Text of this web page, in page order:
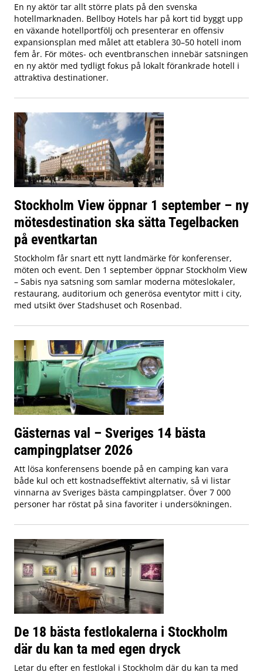
En ny aktör tar allt större plats på den svenska
hotellmarknaden. Bellboy Hotels har på kort tid byggt upp
en växande hotellportfölj och presenterar en offensiv
expansionsplan med målet att etablera 30–50 hotell inom
fem år. För mötes- och eventbranschen innebär satsningen
en ny aktör med tydligt fokus på lokalt förankrade hotell i
attraktiva destinationer.
Stockholm View öppnar 1 september – ny
mötesdestination ska sätta Tegelbacken
på eventkartan
Stockholm får snart ett nytt landmärke för konferenser,
möten och event. Den 1 september öppnar Stockholm View
– Sabis nya satsning som samlar moderna möteslokaler,
restaurang, auditorium och generösa eventytor mitt i city,
med utsikt över Stadshuset och Rosenbad.
Gästernas val – Sveriges 14 bästa
campingplatser 2026
Att lösa konferensens boende på en camping kan vara
både kul och ett kostnadseffektivt alternativ, så vi listar
vinnarna av Sveriges bästa campingplatser. Över 7 000
personer har röstat på sina favoriter i undersökningen.
De 18 bästa festlokalerna i Stockholm
där du kan ta med egen dryck
Letar du efter en festlokal i Stockholm där du kan ta med